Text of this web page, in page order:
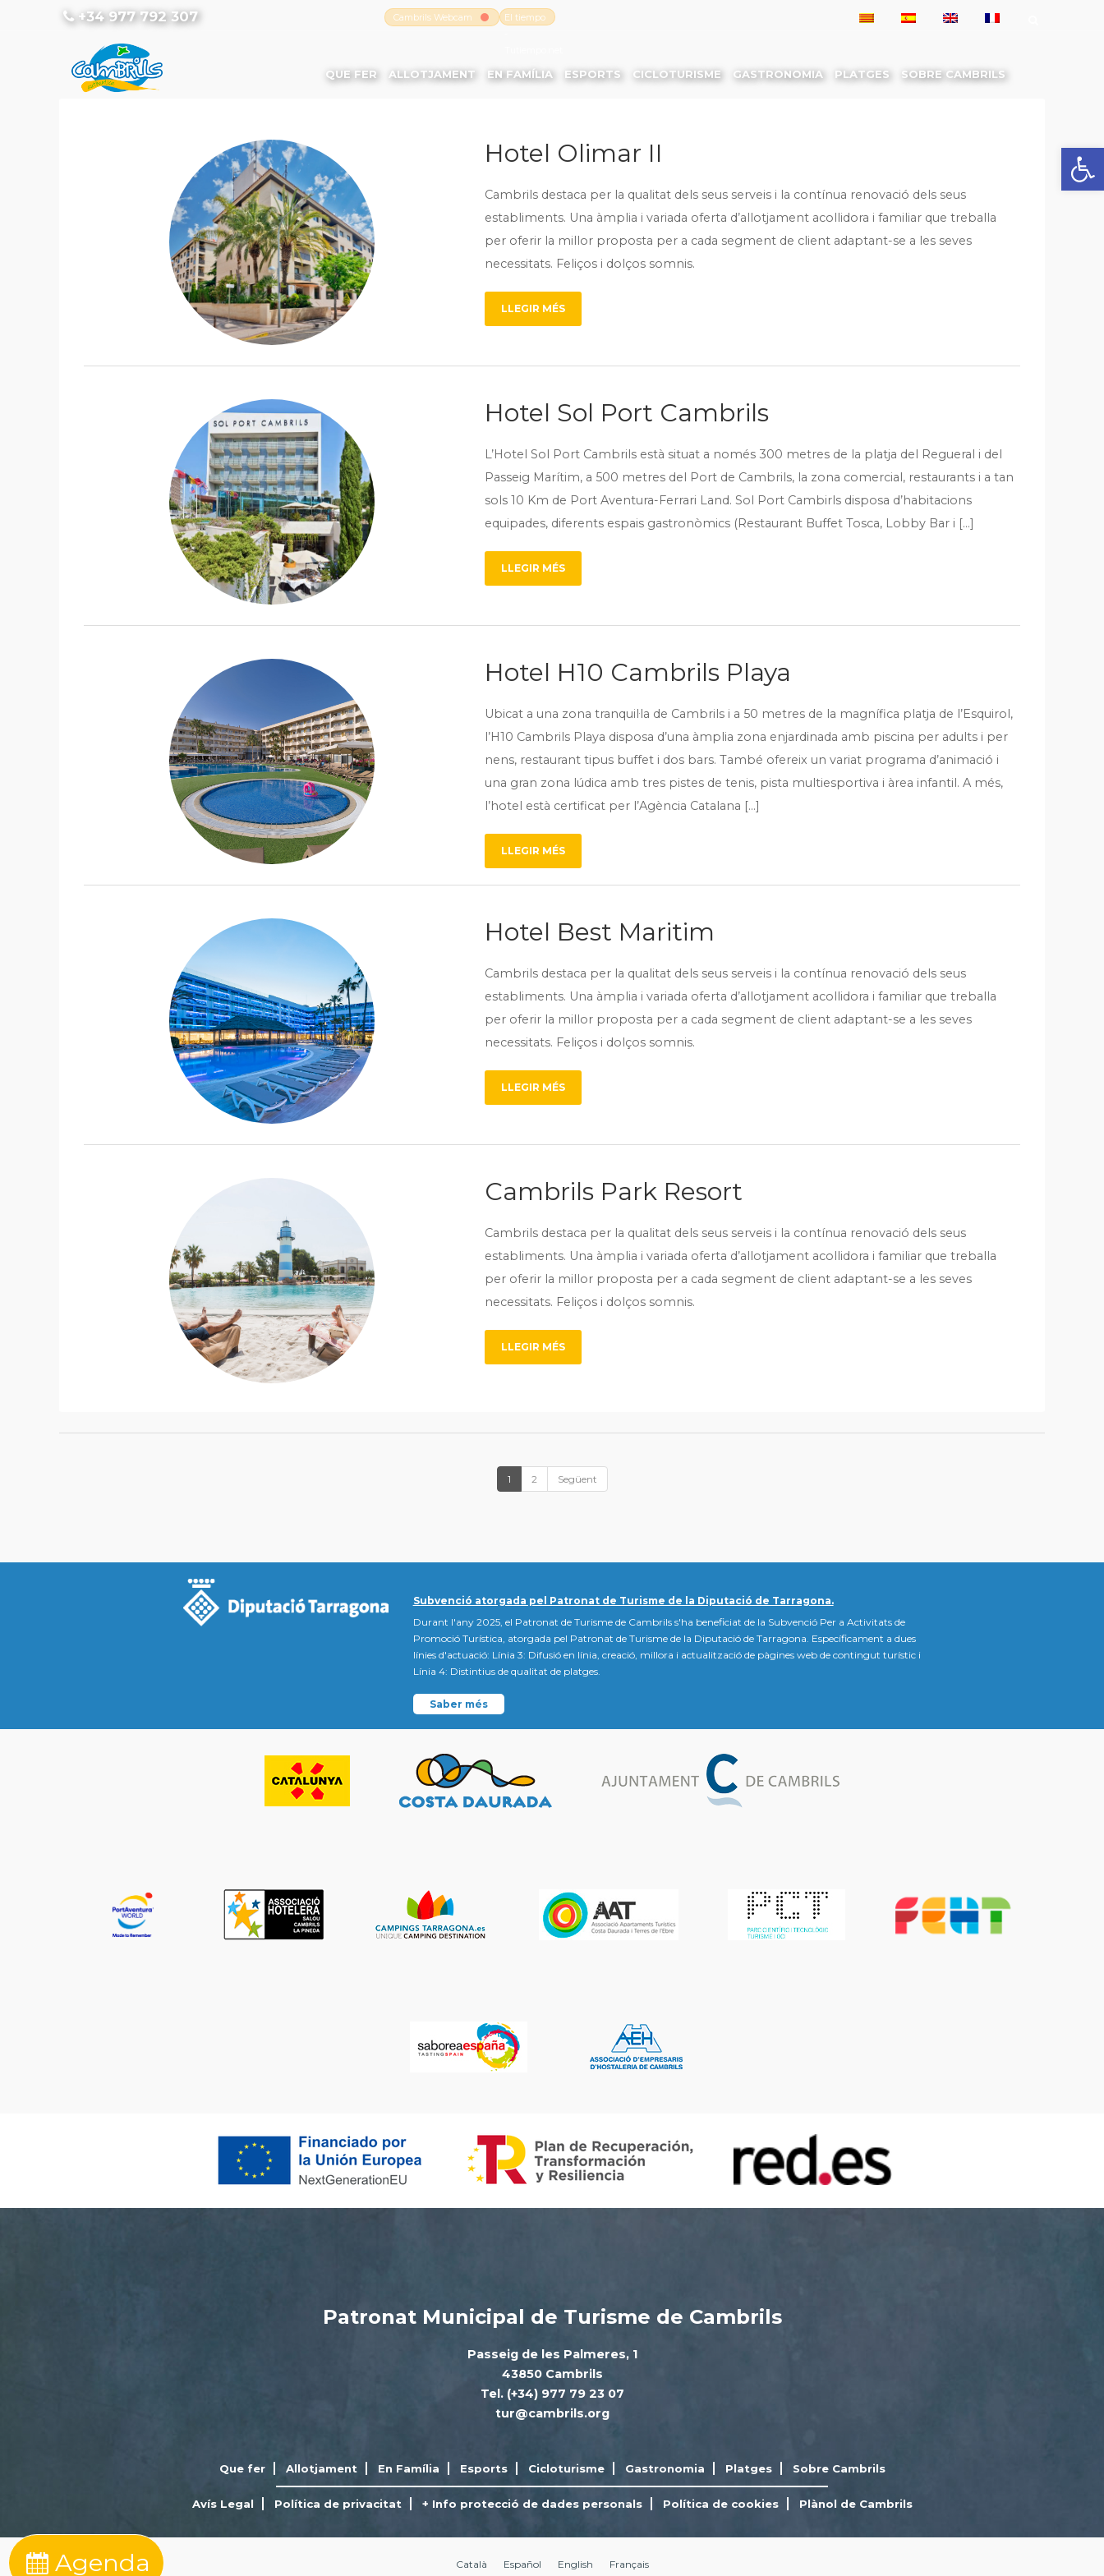
Obre
+34 977 792 307 Cambrils Webcam
El tiempo
QUE FER ALLOTJAMENT EN FAMÍLIA ESPORTS CICLOTURISME GASTRONOMIA PLATGES SOBRE CAMBRILS
Hotel Olimar II
Cambrils destaca per la qualitat dels seus serveis i la contínua renovació dels seus
establiments. Una àmplia i variada oferta d’allotjament acollidora i familiar que treballa
per oferir la millor proposta per a cada segment de client adaptant-se a les seves
necessitats. Feliços i dolços somnis.
LLEGIR MÉS
Hotel Sol Port Cambrils
L’Hotel Sol Port Cambrils està situat a només 300 metres de la platja del Regueral i del
Passeig Marítim, a 500 metres del Port de Cambrils, la zona comercial, restaurants i a tan
sols 10 Km de Port Aventura-Ferrari Land. Sol Port Cambirls disposa d’habitacions
equipades, diferents espais gastronòmics (Restaurant Buffet Tosca, Lobby Bar i […]
LLEGIR MÉS
Hotel H10 Cambrils Playa
Ubicat a una zona tranquil·la de Cambrils i a 50 metres de la magnífica platja de l’Esquirol,
l’H10 Cambrils Playa disposa d’una àmplia zona enjardinada amb piscina per adults i per
nens, restaurant tipus buffet i dos bars. També ofereix un variat programa d’animació i
una gran zona lúdica amb tres pistes de tenis, pista multiesportiva i àrea infantil. A més,
l’hotel està certificat per l’Agència Catalana […]
LLEGIR MÉS
Hotel Best Maritim
Cambrils destaca per la qualitat dels seus serveis i la contínua renovació dels seus
establiments. Una àmplia i variada oferta d’allotjament acollidora i familiar que treballa
per oferir la millor proposta per a cada segment de client adaptant-se a les seves
necessitats. Feliços i dolços somnis.
LLEGIR MÉS
Cambrils Park Resort
Cambrils destaca per la qualitat dels seus serveis i la contínua renovació dels seus
establiments. Una àmplia i variada oferta d’allotjament acollidora i familiar que treballa
per oferir la millor proposta per a cada segment de client adaptant-se a les seves
necessitats. Feliços i dolços somnis.
LLEGIR MÉS
1 2 Següent
Subvenció atorgada pel Patronat de Turisme de la Diputació de Tarragona.
Durant l'any 2025, el Patronat de Turisme de Cambrils s'ha beneficiat de la Subvenció Per a Activitats de
Promoció Turística, atorgada pel Patronat de Turisme de la Diputació de Tarragona. Específicament a dues
línies d'actuació: Línia 3: Difusió en línia, creació, millora i actualització de pàgines web de contingut turístic i
Línia 4: Distintius de qualitat de platges.
Saber més
Patronat Municipal de Turisme de Cambrils
Passeig de les Palmeres, 1
43850 Cambrils
Tel. (+34) 977 79 23 07
tur@cambrils.org
Que fer Allotjament En Família Esports Cicloturisme Gastronomia Platges Sobre Cambrils
Avís Legal Política de privacitat + Info protecció de dades personals Política de cookies Plànol de Cambrils
Català Español English Français